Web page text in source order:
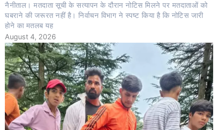
नैनीताल। मतदाता सूची के सत्यापन के दौरान नोटिस मिलने पर मतदाताओं को
घबराने की जरूरत नहीं है। निर्वाचन विभाग ने स्पष्ट किया है कि नोटिस जारी
होने का मतलब यह
August 4, 2026